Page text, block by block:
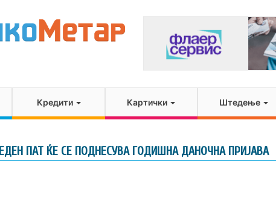
Кредити Картички Штедење
ПАТ ЌЕ СЕ ПОДНЕСУВА ГОДИШНА ДАНОЧНА ПРИЈАВА